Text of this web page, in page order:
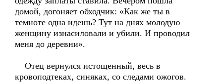
домой, догоняет обходчик: «Как же ты в
темноте одна идешь? Тут на днях молодую
женщину изнасиловали и убили. И проводил
меня до деревни».
Отец вернулся истощенный, весь в
кровоподтеках, синяках, со следами ожогов.